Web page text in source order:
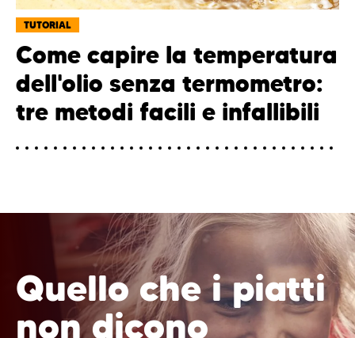
TUTORIAL
Come capire la temperatura
dell'olio senza termometro:
tre metodi facili e infallibili
Quello che i piatti
non dicono